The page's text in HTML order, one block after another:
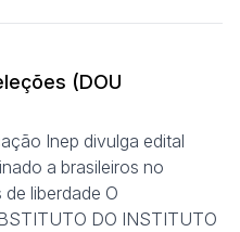
(DOU
Inep divulga edital
a brasileiros no
liberdade O
DO INSTITUTO